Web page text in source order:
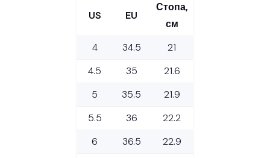
US EU
Стопа,
см
4
34.5
21
4.5
35
21.6
5
35.5
21.9
5.5
36
22.2
6
36.5
22.9